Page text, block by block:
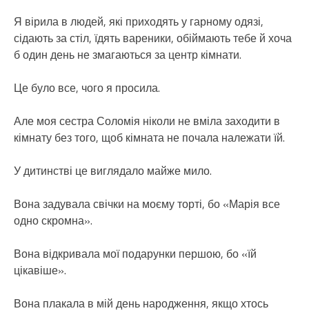
Я вірила в людей, які приходять у гарному одязі,
сідають за стіл, їдять вареники, обіймають тебе й хоча
б один день не змагаються за центр кімнати.
Це було все, чого я просила.
Але моя сестра Соломія ніколи не вміла заходити в
кімнату без того, щоб кімната не почала належати їй.
У дитинстві це виглядало майже мило.
Вона задувала свічки на моєму торті, бо «Марія все
одно скромна».
Вона відкривала мої подарунки першою, бо «їй
цікавіше».
Вона плакала в мій день народження, якщо хтось